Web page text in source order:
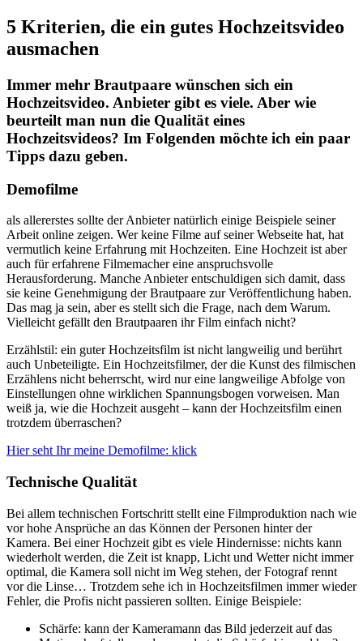
5 Kriterien, die ein gutes Hochzeitsvideo
ausmachen
Immer mehr Brautpaare wünschen sich ein
Hochzeitsvideo. Anbieter gibt es viele. Aber wie
beurteilt man nun die Qualität eines
Hochzeitsvideos? Im Folgenden möchte ich ein paar
Tipps dazu geben.
Demofilme
als allererstes sollte der Anbieter natürlich einige Beispiele seiner
Arbeit online zeigen. Wer keine Filme auf seiner Webseite hat, hat
vermutlich keine Erfahrung mit Hochzeiten. Eine Hochzeit ist aber
auch für erfahrene Filmemacher eine anspruchsvolle
Herausforderung. Manche Anbieter entschuldigen sich damit, dass
sie keine Genehmigung der Brautpaare zur Veröffentlichung haben.
Das mag ja sein, aber es stellt sich die Frage, nach dem Warum.
Vielleicht gefällt den Brautpaaren ihr Film einfach nicht?
Erzählstil: ein guter Hochzeitsfilm ist nicht langweilig und berührt
auch Unbeteiligte. Ein Hochzeitsfilmer, der die Kunst des filmischen
Erzählens nicht beherrscht, wird nur eine langweilige Abfolge von
Einstellungen ohne wirklichen Spannungsbogen vorweisen. Man
weiß ja, wie die Hochzeit ausgeht – kann der Hochzeitsfilm einen
trotzdem überraschen?
Hier seht Ihr meine Demofilme: klick
Technische Qualität
Bei allem technischen Fortschritt stellt eine Filmproduktion nach wie
vor hohe Ansprüche an das Können der Personen hinter der
Kamera. Bei einer Hochzeit gibt es viele Hindernisse: nichts kann
wiederholt werden, die Zeit ist knapp, Licht und Wetter nicht immer
optimal, die Kamera soll nicht im Weg stehen, der Fotograf rennt
vor die Linse… Trotzdem sehe ich in Hochzeitsfilmen immer wieder
Fehler, die Profis nicht passieren sollten. Einige Beispiele:
Schärfe: kann der Kameramann das Bild jederzeit auf das